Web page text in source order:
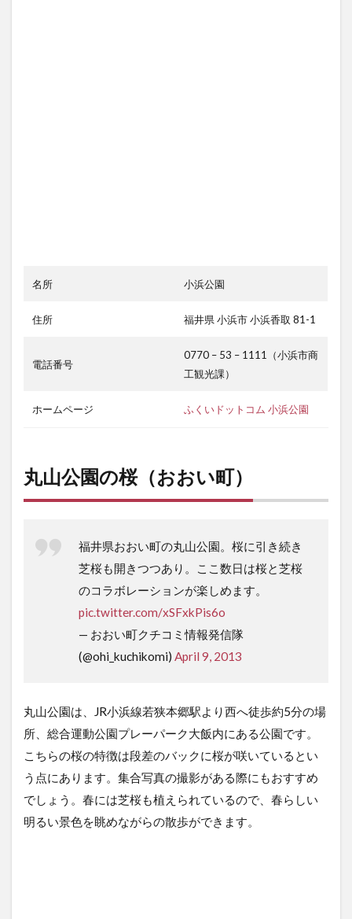
名所 小浜公園
住所 福井県 小浜市 小浜香取 81-1
電話番号
0770 – 53 – 1111（小浜市商
工観光課）
ホームページ ふくいドットコム 小浜公園
丸山公園の桜（おおい町）
福井県おおい町の丸山公園。桜に引き続き
芝桜も開きつつあり。ここ数日は桜と芝桜
のコラボレーションが楽しめます。
pic.twitter.com/xSFxkPis6o
— おおい町クチコミ情報発信隊
(@ohi_kuchikomi) April 9, 2013
丸山公園は、JR小浜線若狭本郷駅より西へ徒歩約5分の場
所、総合運動公園プレーパーク大飯内にある公園です。
こちらの桜の特徴は段差のバックに桜が咲いているとい
う点にあります。集合写真の撮影がある際にもおすすめ
でしょう。春には芝桜も植えられているので、春らしい
明るい景色を眺めながらの散歩ができます。